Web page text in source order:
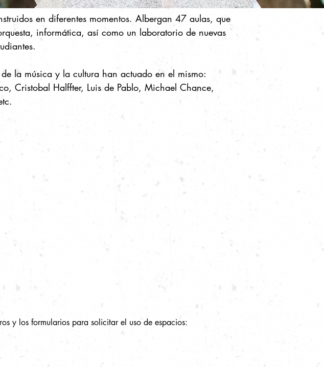
en diferentes momentos. Albergan 47 aulas, que
informática, así como un laboratorio de nuevas
la música y la cultura han actuado en el mismo:
Cristobal Halffter, Luis de Pablo, Michael Chance,
y los formularios para solicitar el uso de espacios: